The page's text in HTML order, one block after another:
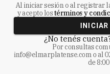
Al iniciar sesión o al registrar
y acepto lostérminos y
¿No tenés
Por consultas
info@elmarplatense.como al
de